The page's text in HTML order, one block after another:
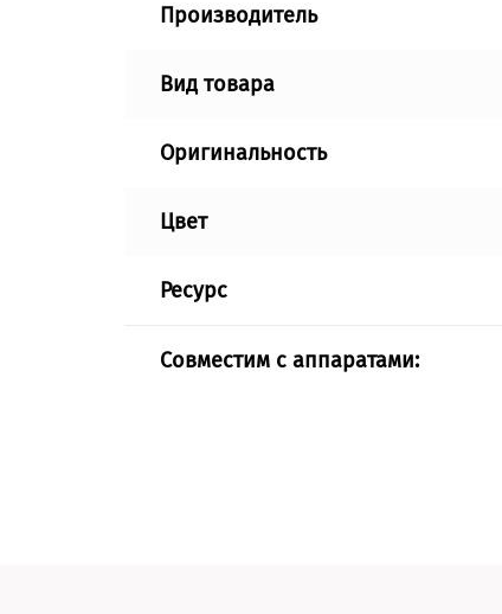
Производитель
Вид товара
Оригинальность
Цвет
Ресурс
Совместим с аппаратами: